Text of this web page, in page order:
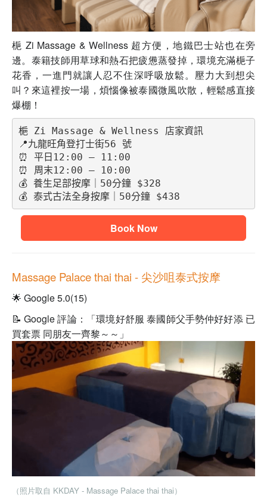
梔 Zi Massage & Wellness 超方便，地鐵巴士站也在旁
邊。泰籍技師用草球和熱石把疲憊蒸發掉，環境充滿梔子
花香，一進門就讓人忍不住深呼吸放鬆。壓力大到想尖
叫？來這裡按一場，煩惱像被泰國微風吹散，輕鬆感直接
爆棚！
梔 Zi Massage & Wellness 店家資訊
📍九龍旺角登打士街56 號
⏰ 平日12:00 – 11:00
⏰ 周末12:00 – 10:00
💰 養生足部按摩｜50分鐘 $328
💰 泰式古法全身按摩｜50分鐘 $438
Book Now
Massage Palace thai thai - 尖沙咀泰式按摩
🌟 Google 5.0(15)
📝 Google 評論：「環境好舒服 泰國師父手勢仲好好添 已
買套票 同朋友一齊黎～～」
（照片取自 KKDAY - Massage Palace thai thai）